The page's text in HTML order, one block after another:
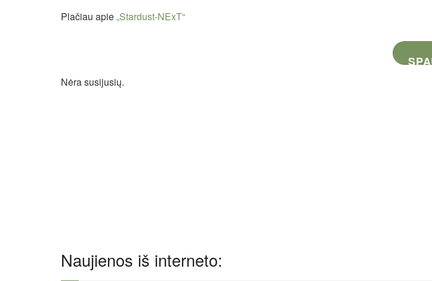
Plačiau apie„Stardust-NExT“
Nėra susijusių.
Naujienos iš interneto: